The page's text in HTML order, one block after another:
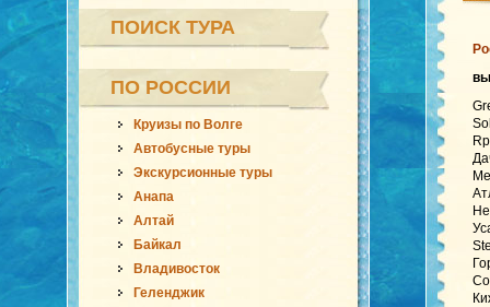
ПОИСК ТУРА
ПО РОССИИ
Круизы по Волге
Автобусные туры
Экскурсионные туры
Анапа
Алтай
Байкал
Владивосток
Геленджик